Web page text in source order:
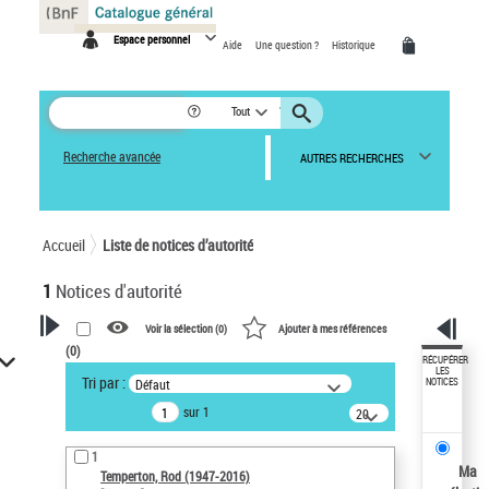
Espace personnel Aide Une question ? Historique
Tout
Recherche avancée AUTRES RECHERCHES
Accueil Liste de notices d’autorité
1 Notices d'autorité
VOTRE RECHERCHE
Recherche avancée dans les
notices d’autorité
Œuvres liées à l'auteur :
Temperton, Rod (1947-2016)
Voir la sélection (0) Ajouter à mes références
(0)
Tri par : Défaut
sur 1
20
résultats/page
1
Temperton, Rod (1947-2016)
RÉCUPÉRER
LES
NOTICES
Ma
Panneau de gestion des cookies